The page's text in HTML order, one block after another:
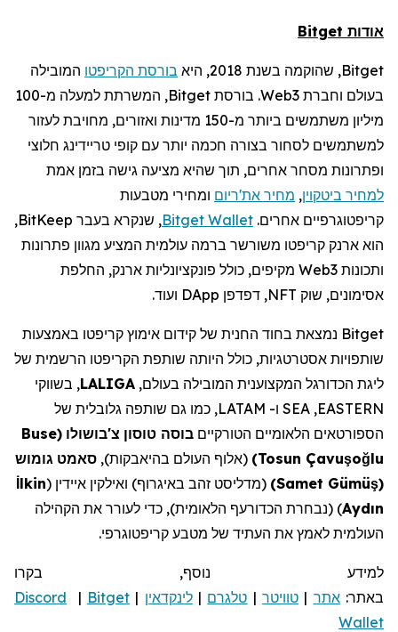
אודות Bitget
Bitget, שהוקמה בשנת 2018, היא בורסת הקריפטו המובילה
בעולם וחברת Web3. בורסת Bitget
, המשרתת למעלה מ-100
מיליון משתמשים ביותר מ-150 מדינות ואזורים, מחויבת לעזור
למשתמשים לסחור בצורה חכמה יותר עם קופי טריידינג חלוצי
ופתרונות מסחר אחרים, תוך שהיא מציעה גישה בזמן אמת
למחיר ביטקוין, מחיר את'ריום ומחירי מטבעות
קריפטוגרפיים אחרים. Bitget Wallet , שנקרא בעבר BitKeep
,
הוא ארנק קריפטו משורשר ברמה עולמית המציע מגוון פתרונות
ותכונות Web3 מקיפים, כולל פונקציונליות ארנק, החלפת
אסימונים, שוק NFT, דפדפן DApp ועוד.
Bitget נמצאת בחוד החנית של קידום אימוץ קריפטו באמצעות
שותפויות אסטרטגיות, כולל היותה שותפת הקריפטו הרשמית של
ליגת הכדורגל המקצוענית המובילה בעולם, LALIGA, בשווקי
EASTERN
,
SEA ו- LATAM, כמו גם שותפה גלובלית של
הספורטאים הלאומיים הטורקיים בוסה טוסון צ'בושולו (
Buse
Tosun Çavuşoğlu
) (אלוף העולם בהיאבקות), סאמט גומוש
(
Samet Gümüş
) (מדליסט זהב באיגרוף) ואילקין איידין ( İlkin
Aydın) (נבחרת הכדורעף הלאומית), כדי לעורר את הקהילה
העולמית לאמץ את העתיד של מטבע קריפטוגרפי.
למידע נוסף, בקרו
באתר:אתר | טוויטר| טלגרם |לינקדאין |
Discord | Bitget
Wallet